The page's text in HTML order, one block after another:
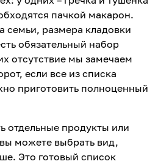
пачкой макарон.
семьи, размера кладовки
обязательный набор
отсутствие мы замечаем
если все из списка
приготовить полноценный
отдельные продукты или
можете выбрать вид,
Это готовый список